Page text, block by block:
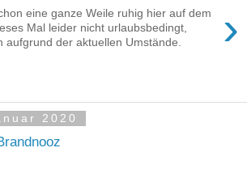
›
eine ganze Weile ruhig hier auf dem
Mal leider nicht urlaubsbedingt,
aufgrund der aktuellen Umstände.
2020